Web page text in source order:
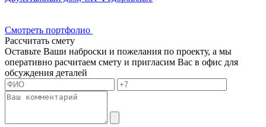
Смотреть портфолио
Рассчитать смету
Оставьте Ваши наброски и пожелания по проекту, а мы
оперативно расчитаем смету и пригласим Вас в офис для
обсуждения деталей